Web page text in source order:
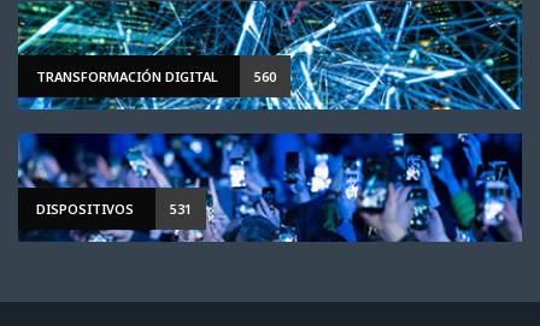
TRANSFORMACIÓN DIGITAL 560
DISPOSITIVOS 531